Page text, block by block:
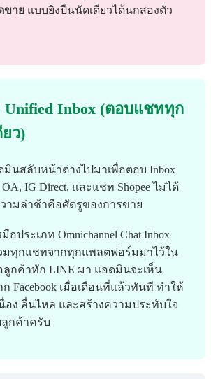
ขาย แบบยิงปืนนัดเดียวได้นกสองตัว
Unified Inbox (ตอบแชททุก
ว)
นสลับหน้าต่างไปมาเพื่อตอบ Inbox
OA, IG Direct, และแชท Shopee ไม่ได้
ามล่าช้าคือศัตรูของการขาย
อประเภท Omnichannel Chat Inbox
มทุกแชทจากทุกแพลตฟอร์มมาไว้ใน
ลูกค้าทัก LINE มา แอดมินจะเห็น
Facebook เมื่อเดือนที่แล้วทันที ทำให้
อง ลื่นไหล และสร้างความประทับใจ
ลูกค้าครับ